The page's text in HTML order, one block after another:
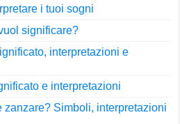
i tuoi sogni
significare?
interpretazioni e
e interpretazioni
Simboli, interpretazioni